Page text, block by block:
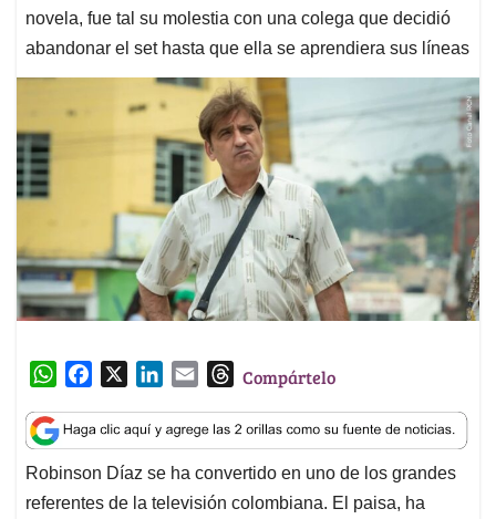
novela, fue tal su molestia con una colega que decidió
abandonar el set hasta que ella se aprendiera sus líneas
W
a
t
s
A
c
e
b
o
n
k
e
d
a
i
l
T
r
e
a
d
Compártelo
Robinson Díaz se ha convertido en uno de los grandes
referentes de la televisión colombiana. El paisa, ha